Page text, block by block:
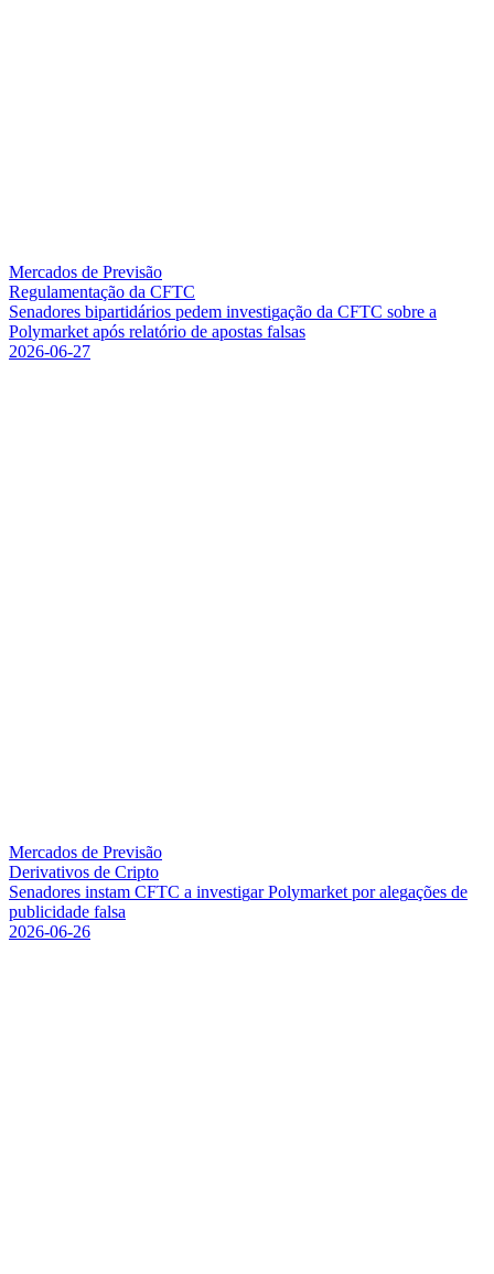
Mercados de Previsão
Regulamentação da CFTC
Senadores bipartidários pedem investigação da CFTC sobre a
Polymarket após relatório de apostas falsas
2026-06-27
Mercados de Previsão
Derivativos de Cripto
Senadores instam CFTC a investigar Polymarket por alegações de
publicidade falsa
2026-06-26